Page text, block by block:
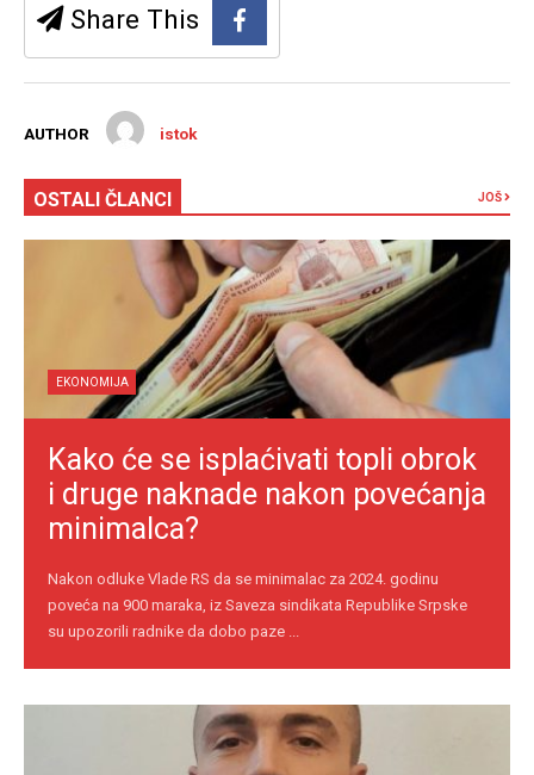
Share This
AUTHOR istok
OSTALI ČLANCI JOŠ
EKONOMIJA
Kako će se isplaćivati topli obrok
i druge naknade nakon povećanja
minimalca?
Nakon odluke Vlade RS da se minimalac za 2024. godinu
poveća na 900 maraka, iz Saveza sindikata Republike Srpske
su upozorili radnike da dobo paze ...